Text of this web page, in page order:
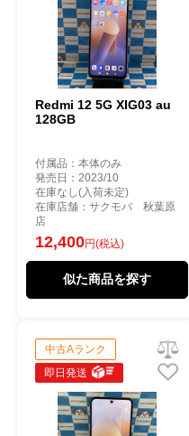
Redmi 12 5G XIG03 au
128GB
付属品：本体のみ
発売日：2023/10
在庫なし(入荷未定)
在庫店舗：サクモバ 秋葉原
店
12,400円(税込)
似た商品を探す
中古Aランク
即日発送